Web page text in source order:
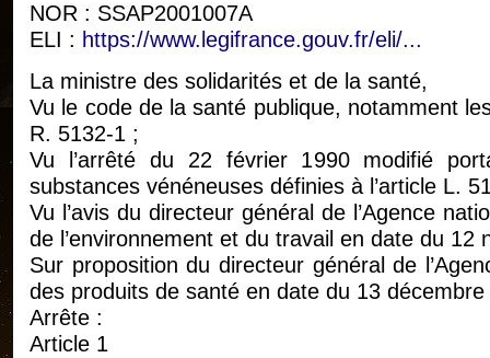
NOR : SSAP2001007A
ELI : https://www.legifrance.gouv.fr/eli/...
La ministre des solidarités et de la santé,
Vu le code de la santé publique, notamment
R. 5132-1 ;
Vu l’arrêté du 22 février 1990 modifié
substances vénéneuses définies à l’article L.
Vu l’avis du directeur général de l’Agence
de l’environnement et du travail en date du 12
Sur proposition du directeur général de
des produits de santé en date du 13 décembre
Arrête :
Article 1